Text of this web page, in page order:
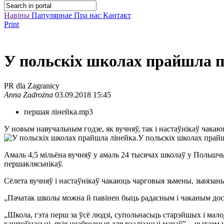
Навіны Папулярнае Пра нас Кантакт
Print
У польскіх школах прайшла
PR dla Zagranicy
Anna Zadrożna 03.09.2018 15:45
першая лінейка.mp3
У новым навучальным годзе, як вучняў, так і настаўнікаў
У польскіх школах
Амаль 4,5 мільёна вучняў у амаль 24 тысячах школаў у
першаклясьнікаў.
Сёлета вучняў і настаўнікаў чакаюць чарговыя зьмены,
„Пачатак школы можна й павінен быць радасным і чаканым
„Школа, гэта перш за ўсё людзі, супольнасьць старэйшых і